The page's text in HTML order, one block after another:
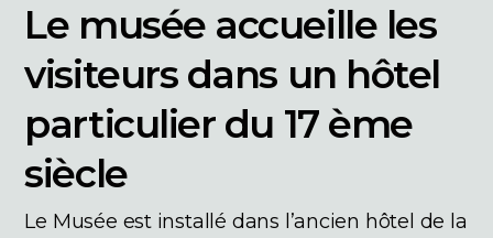
Le musée accueille les
visiteurs dans un hôtel
particulier du 17 ème
siècle
Le Musée est installé dans l’ancien hôtel de la